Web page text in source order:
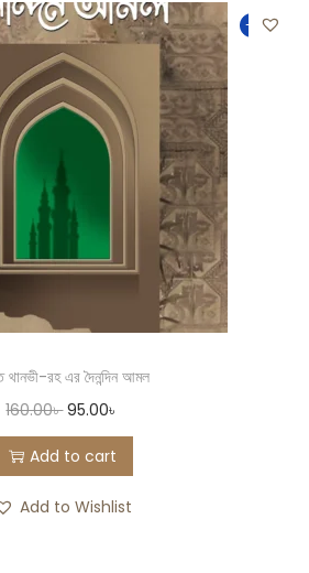
-41%
থানভী-রহ এর দৈনন্দিন আমল
160.00৳ 95.00৳
Add to cart
Add to Wishlist